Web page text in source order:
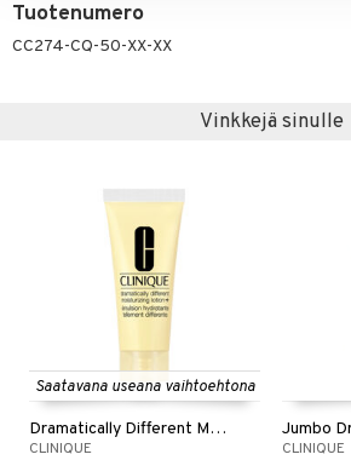
Tuotenumero
CC274-CQ-50-XX-XX
Vinkkejä sinulle
Saatavana useana vaihtoehtona
Dramatically Different Moisturizing Lotion+
CLINIQUE CLINIQUE